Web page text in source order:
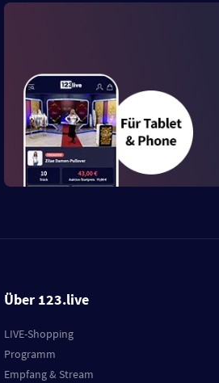
Über 123.live
LIVE-Shopping
Programm
Empfang & Stream